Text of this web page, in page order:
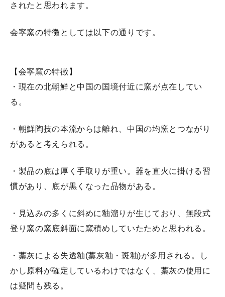
中平窯周辺の観光スポット
器の扱い方・初めての方へ
展示会情報
工房見学
ギフト・贈答品
よくある質問
リンク・参考資料
プロフィール
されたと思われます。
会寧窯の特徴としては以下の通りです。
【会寧窯の特徴】
・現在の北朝鮮と中国の国境付近に窯が点在してい
る。
・朝鮮陶技の本流からは離れ、中国の均窯とつながり
があると考えられる。
・製品の底は厚く手取りが重い。器を直火に掛ける習
慣があり、底が黒くなった品物がある。
・見込みの多くに斜めに釉溜りが生じており、無段式
登り窯の窯底斜面に窯積めしていたためと思われる。
・藁灰による失透釉(藁灰釉・斑釉)が多用される。し
かし原料が確定しているわけではなく、藁灰の使用に
は疑問も残る。